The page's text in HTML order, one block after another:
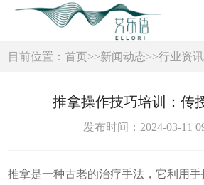
目前位置：首页>>新闻动态>>行业资讯
推拿操作技巧培训：传
发布时间：2024-03-11
推拿是一种古老的治疗手法，它利用